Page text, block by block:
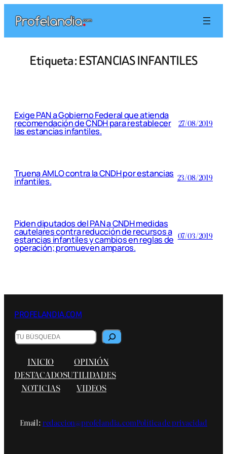
contenido
Etiqueta:ESTANCIAS INFANTILES
Exige PAN a Gobierno Federal que atienda
recomendación de CNDH para restablecer
las estancias infantiles.
27/08/2019
Truena AMLO contra la CNDH por estancias
infantiles. 23/08/2019
Piden diputados del PAN a CNDH medidas
cautelares contra reducción de recursos a
estancias infantiles y cambios en reglas de
operación; promueven amparos.
07/03/2019
PROFELANDIA.COM
Buscar
INICIO
DESTACADOS
NOTICIAS
OPINIÓN
UTILIDADES
VIDEOS
Email:redaccion@profelandia.comPolítica de privacidad